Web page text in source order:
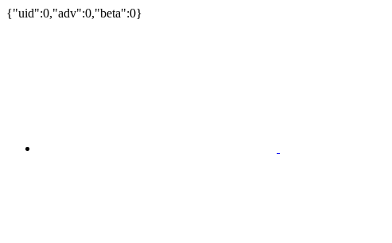
{"uid":0,"adv":0,"beta":0}